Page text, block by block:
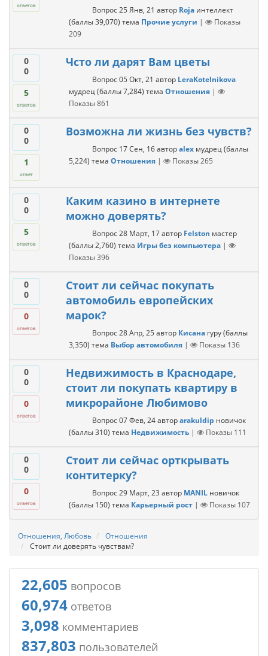
ответов Вопрос 25 Янв, 21 автор Roja интеллект
(баллы39,070) тема Прочие услуги |
Показы
209
0
0
5
ответов
Чсто ли дарят Вам цветы
Вопрос 05 Окт, 21 автор LeraKotelnikova
мудрец (баллы7,284) тема Отношения |
Показы861
0
0
1
ответ
Возможна ли жизнь без чувств?
Вопрос 17 Сен, 16 авторalex мудрец (баллы
5,224) тема Отношения | Показы265
0
0
5
ответов
Каким казино в интернете
можно доверять?
Вопрос 28 Март, 17 автор Felston мастер
(баллы2,760) тема Игры без компьютера |
Показы396
0
0
0
ответов
Стоит ли сейчас покупать
автомобиль европейских
марок?
Вопрос 28 Апр, 25 автор Кисана гуру (баллы
3,350) тема Выбор автомобиля | Показы 136
0
0
0
ответов
Недвижимость в Краснодаре,
стоит ли покупать квартиру в
микрорайоне Любимово
Вопрос 07 Фев, 24 авторarakuldip новичок
(баллы310) тема Недвижимость | Показы 111
0
0
0
ответов
Стоит ли сейчас орткрывать
контитерку?
Вопрос 29 Март, 23 автор MANIL новичок
(баллы 150) тема Карьерный рост | Показы 107
Отношения, Любовь
Отношения
Стоит ли доверять чувствам?
22,605 вопросов
60,974 ответов
3,098 комментариев
837,803 пользователей